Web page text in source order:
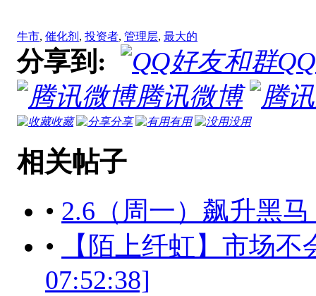
牛市, 催化剂 , 投资者, 管理层, 最大的
分享到:
腾讯微博
收藏 分享 有用 没用
相关帖子
• 2.6（周一）飙升黑马
•
【陌上纤虹】市场
07:52:38]